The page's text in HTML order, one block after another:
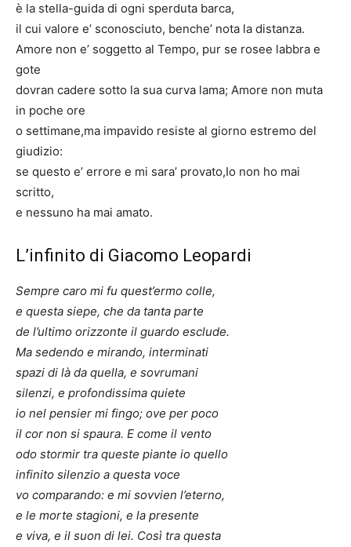
è la stella-guida di ogni sperduta barca,
il cui valore e’ sconosciuto, benche’ nota la distanza.
Amore non e’ soggetto al Tempo, pur se rosee labbra e
gote
dovran cadere sotto la sua curva lama; Amore non muta
in poche ore
o settimane,ma impavido resiste al giorno estremo del
giudizio:
se questo e’ errore e mi sara’ provato,Io non ho mai
scritto,
e nessuno ha mai amato.
L’infinito di Giacomo Leopardi
Sempre caro mi fu quest’ermo colle,
e questa siepe, che da tanta parte
de l’ultimo orizzonte il guardo esclude.
Ma sedendo e mirando, interminati
spazi di là da quella, e sovrumani
silenzi, e profondissima quiete
io nel pensier mi fingo; ove per poco
il cor non si spaura. E come il vento
odo stormir tra queste piante io quello
infinito silenzio a questa voce
vo comparando: e mi sovvien l’eterno,
e le morte stagioni, e la presente
e viva, e il suon di lei. Così tra questa